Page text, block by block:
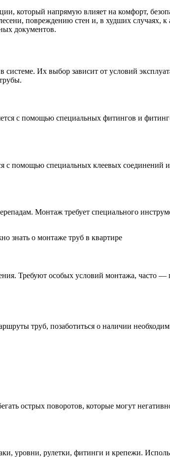
который напрямую влияет на комфорт,
повреждению стен и, в худших случаях,
документов.
системе. Их выбор зависит от условий
с помощью специальных фитингов и фитинг-
помощью специальных клеевых соединений
Монтаж требует специального
Требуют особых условий монтажа, часто —
труб, позаботиться о наличии
острых поворотов, которые могут
уровни, рулетки, фитинги и крепежи.